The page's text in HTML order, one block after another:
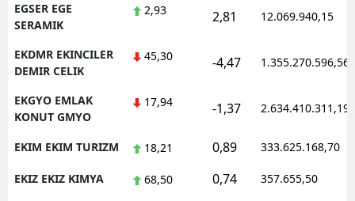
EGSER EGE
SERAMIK
2,93 2,81 12.069.940,15
EKDMR EKINCILER
DEMIR CELIK
45,30 -4,47 1.355.270.596,56
EKGYO EMLAK
KONUT GMYO
17,94 -1,37 2.634.410.311,19
EKIM EKIM TURIZM 18,21 0,89 333.625.168,70
EKIZ EKIZ KIMYA 68,50 0,74 357.655,50